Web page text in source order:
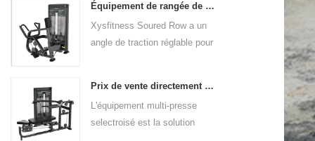
Équipement de rangée de place Row verticale commerciale de Chine Usine continentale
Xysfitness Soured Row a un
angle de traction réglable pour
poignée multiples inclinées et
les repos du pied
Prix de vente directement de machine à presse commerciale commerciale
L'équipement multi-presse
selectroisé est la solution